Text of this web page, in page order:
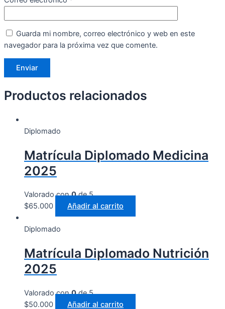
Guarda mi nombre, correo electrónico y web en este
navegador para la próxima vez que comente.
Productos relacionados
Diplomado
Matrícula Diplomado Medicina
2025
Valorado con0de 5
$65.000 Añadir al carrito
Diplomado
Matrícula Diplomado Nutrición
2025
Valorado con0de 5
$50.000 Añadir al carrito